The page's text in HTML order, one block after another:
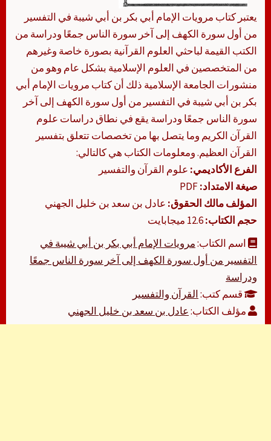
يعتبر كتاب مرويات الإمام أبي بكر بن أبي شيبة في التفسير
من أول سورة الكهف إلى آخر سورة الناس جمعًا ودراسة من
الكتب القيمة لباحثي العلوم القرآنية بصورة خاصة وغيرهم
من المتخصصين في العلوم الإسلامية بشكل عام وهو من
منشورات الجامعة الإسلامية ذلك أن كتاب مرويات الإمام أبي
بكر بن أبي شيبة في التفسير من أول سورة الكهف إلى آخر
سورة الناس جمعًا ودراسة يقع في نطاق دراسات علوم
القرآن الكريم وما يتصل بها من تخصصات تتعلق بتفسير
القرآن العظيم. ومعلومات الكتاب هي كالتالي:
الفرع الأكاديمي: علوم القرآن والتفسير
صيغة الامتداد:
المؤلف مالك الحقوق: عادل بن سعد بن خليل الجهني
حجم الكتاب:
اسم الكتاب:مرويات الإمام أبي بكر بن أبي شيبة في
التفسير من أول سورة الكهف إلى آخر سورة الناس جمعًا
ودراسة
قسم كتب:القرآن والتفسير
مؤلف الكتاب:عادل بن سعد بن خليل الجهني